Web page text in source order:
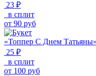
23 ₽
в сплит
от 90 руб
«Топпер С Днем Татьяны»
25 ₽
в сплит
от 100 руб